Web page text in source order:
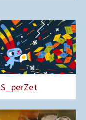
S_perZet